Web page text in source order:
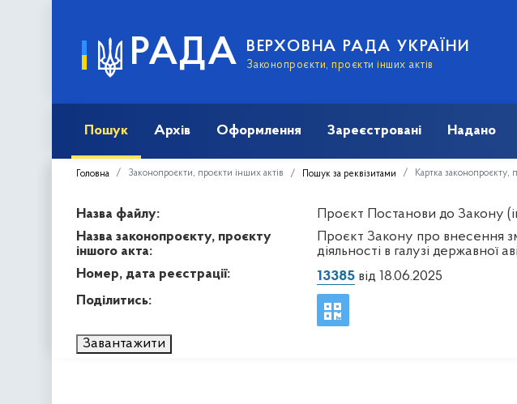
РАДА ВЕРХОВНА РАДА УКРАЇНИ
Законопроєкти, проєкти інших актів
Пошук Архів Оформлення Зареєстровані Надано
Головна Законопроєкти, проєкти інших актів Пошук за реквізитами Картка законопроєкту,
Назва файлу:
Проєкт Постанови до Закону
Назва законопроєкту, проєкту
іншого акта:
Проєкт Закону про внесення
діяльності в галузі державної
Номер, дата реєстрації:
13385від 18.06.2025
Поділитись:
Завантажити